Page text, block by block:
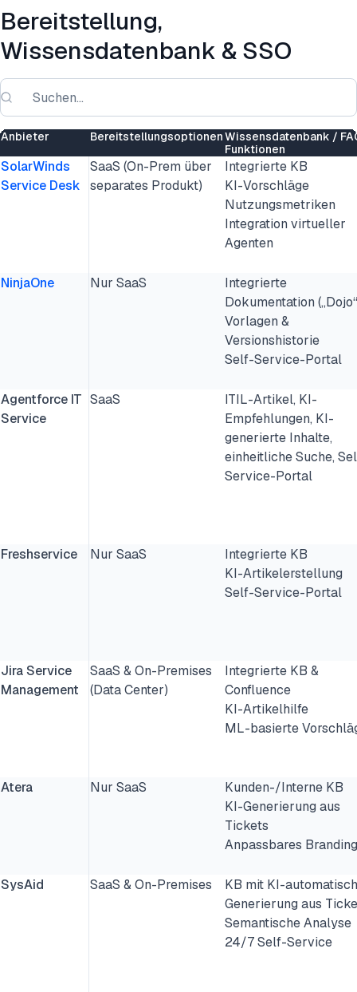
Bereitstellung,
Wissensdatenbank & SSO
Anbieter BereitstellungsoptionenWissensdatenbank /
Funktionen
SolarWinds
Service Desk
SaaS (On-Prem über
separates Produkt)
Integrierte KB
KI-Vorschläge
Nutzungsmetriken
Integration virtueller
Agenten
NinjaOne Nur SaaS
Integrierte
Dokumentation
Vorlagen &
Versionshistorie
Self-Service-Portal
Agentforce IT
Service
SaaS
ITIL-Artikel, KI-
Empfehlungen, KI-
generierte Inhalte,
einheitliche Suche,
Service-Portal
Freshservice Nur SaaS
Integrierte KB
KI-Artikelerstellung
Self-Service-Portal
Jira Service
Management
SaaS & On-Premises
(Data Center)
Integrierte KB &
Confluence
KI-Artikelhilfe
ML-basierte
Atera Nur SaaS
Kunden-/Interne KB
KI-Generierung aus
Tickets
Anpassbares Branding
SysAid SaaS & On-Premises
KB mit KI-
Generierung aus
Semantische Analyse
24/7 Self-Service